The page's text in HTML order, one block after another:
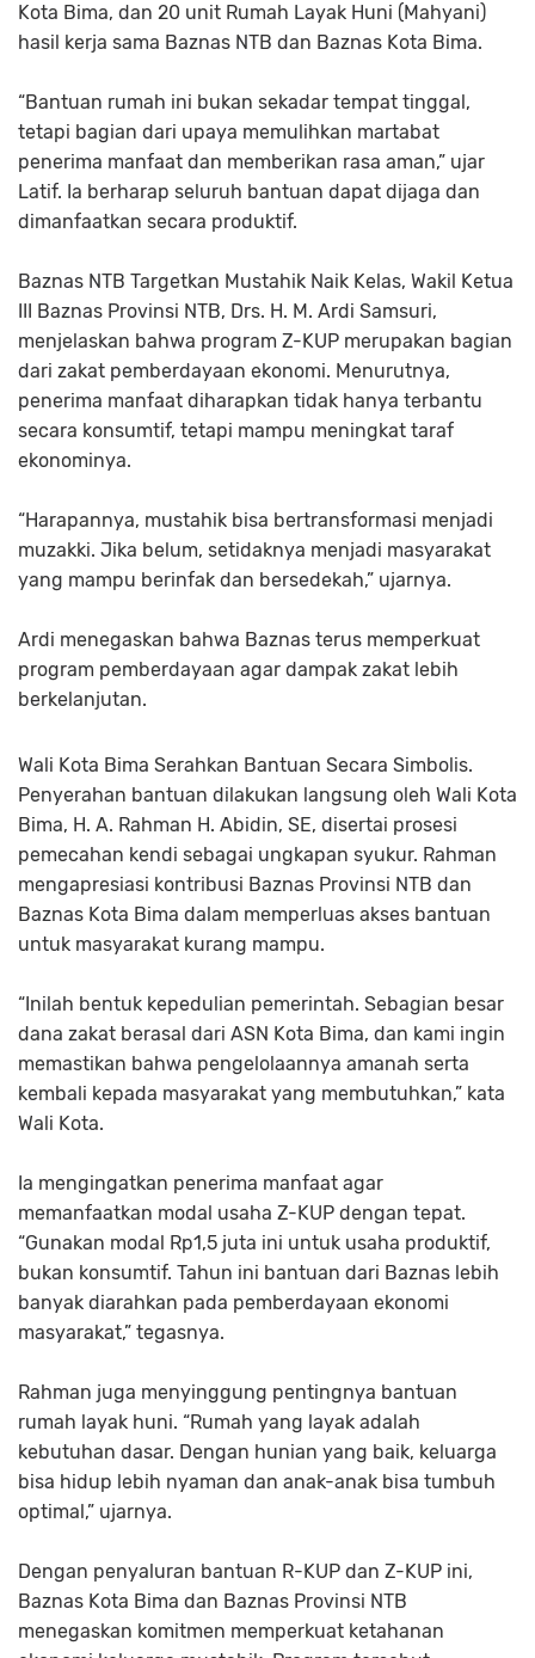
Kota Bima, dan 20 unit Rumah Layak Huni (Mahyani)
hasil kerja sama Baznas NTB dan Baznas Kota Bima.
“Bantuan rumah ini bukan sekadar tempat tinggal,
tetapi bagian dari upaya memulihkan martabat
penerima manfaat dan memberikan rasa aman,” ujar
Latif. Ia berharap seluruh bantuan dapat dijaga dan
dimanfaatkan secara produktif.
Baznas NTB Targetkan Mustahik Naik Kelas, Wakil Ketua
III Baznas Provinsi NTB, Drs. H. M. Ardi Samsuri,
menjelaskan bahwa program Z-KUP merupakan bagian
dari zakat pemberdayaan ekonomi. Menurutnya,
penerima manfaat diharapkan tidak hanya terbantu
secara konsumtif, tetapi mampu meningkat taraf
ekonominya.
“Harapannya, mustahik bisa bertransformasi menjadi
muzakki. Jika belum, setidaknya menjadi masyarakat
yang mampu berinfak dan bersedekah,” ujarnya.
Ardi menegaskan bahwa Baznas terus memperkuat
program pemberdayaan agar dampak zakat lebih
berkelanjutan.
Wali Kota Bima Serahkan Bantuan Secara Simbolis.
Penyerahan bantuan dilakukan langsung oleh Wali Kota
Bima, H. A. Rahman H. Abidin, SE, disertai prosesi
pemecahan kendi sebagai ungkapan syukur. Rahman
mengapresiasi kontribusi Baznas Provinsi NTB dan
Baznas Kota Bima dalam memperluas akses bantuan
untuk masyarakat kurang mampu.
“Inilah bentuk kepedulian pemerintah. Sebagian besar
dana zakat berasal dari ASN Kota Bima, dan kami ingin
memastikan bahwa pengelolaannya amanah serta
kembali kepada masyarakat yang membutuhkan,” kata
Wali Kota.
Ia mengingatkan penerima manfaat agar
memanfaatkan modal usaha Z-KUP dengan tepat.
“Gunakan modal Rp1,5 juta ini untuk usaha produktif,
bukan konsumtif. Tahun ini bantuan dari Baznas lebih
banyak diarahkan pada pemberdayaan ekonomi
masyarakat,” tegasnya.
Rahman juga menyinggung pentingnya bantuan
rumah layak huni. “Rumah yang layak adalah
kebutuhan dasar. Dengan hunian yang baik, keluarga
bisa hidup lebih nyaman dan anak-anak bisa tumbuh
optimal,” ujarnya.
Dengan penyaluran bantuan R-KUP dan Z-KUP ini,
Baznas Kota Bima dan Baznas Provinsi NTB
menegaskan komitmen memperkuat ketahanan